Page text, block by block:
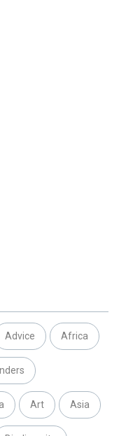
Advice Africa
Art Asia